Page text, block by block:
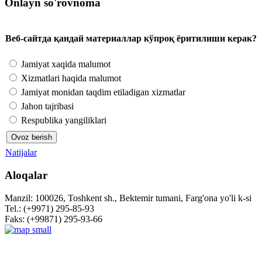
Onlayn so'rovnoma
Веб-сайтда қандай материаллар кўпроқ ёритилиши керак?
Jamiyat xaqida malumot
Xizmatlari haqida malumot
Jamiyat monidan taqdim etiladigan xizmatlar
Jahon tajribasi
Respublika yangiliklari
Natijalar
Aloqalar
Manzil: 100026, Toshkent sh., Bektemir tumani, Farg'ona yo'li k-si
Tel.: (+9971) 295-85-93
Faks: (+99871) 295-93-66